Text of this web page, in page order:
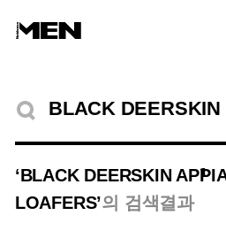
검색결과
‘BLACK DEERSKIN
LOAFERS’의 검색결과
1